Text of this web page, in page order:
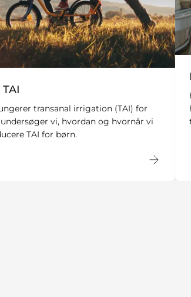
transanal irrigation (TAI) for
vi, hvordan og hvornår vi
TAI for børn.